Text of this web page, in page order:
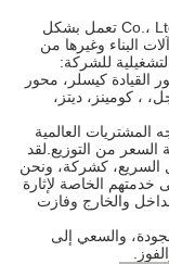
شركة Hefei ruihuaxin الميكانيكية والكهربائية Co.، Ltd تعمل بشكل
البناء وغيرها من
للشركة:
القيادة كيسلر، محور
، كومينز، ديتز،
المشتريات العالمية
السعر من التوزيع.لقد
السريع، كشركة، ونحن
خدمتهم الخاصة لإثارة
والخارج وفازت
والسعي إلى